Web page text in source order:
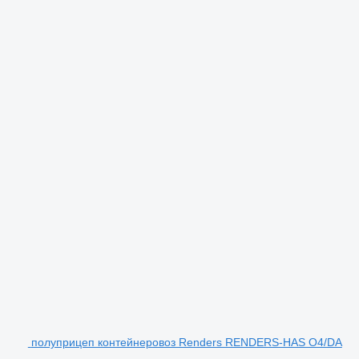
полуприцеп контейнеровоз Renders RENDERS-HAS O4/DA